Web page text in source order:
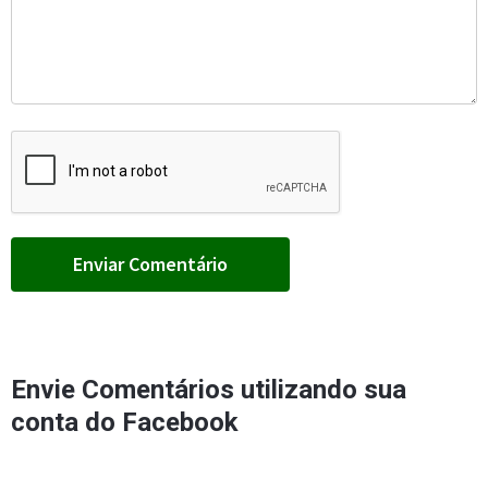
Envie Comentários utilizando sua
conta do Facebook